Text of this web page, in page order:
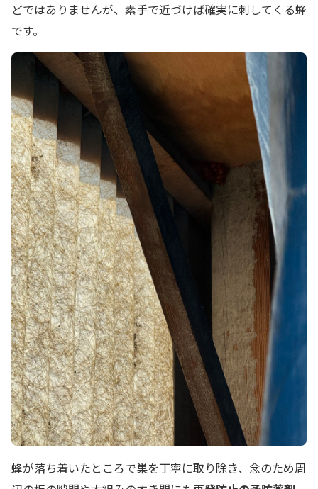
どではありませんが、素手で近づけば確実に刺してくる蜂
です。
蜂が落ち着いたところで巣を丁寧に取り除き、念のため周